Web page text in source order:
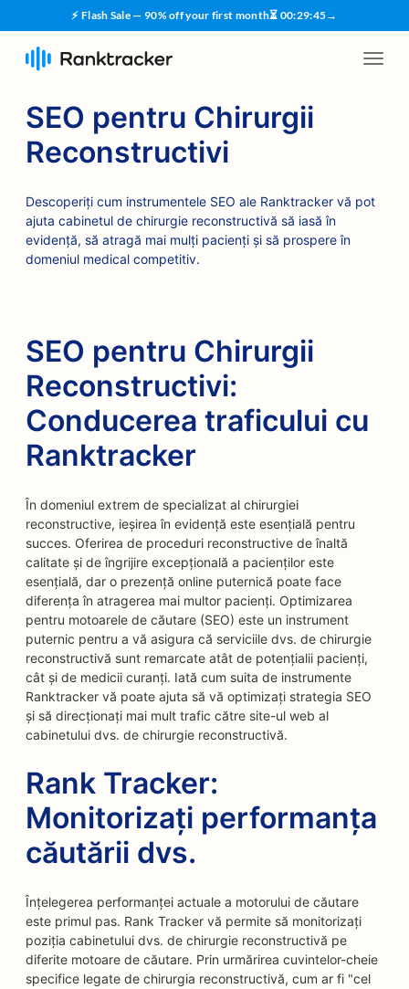
⚡ Flash Sale — 90% off your first month⏳ 00:29:44→
SEO pentru Chirurgii
Reconstructivi
Descoperiți cum instrumentele SEO ale Ranktracker vă pot
ajuta cabinetul de chirurgie reconstructivă să iasă în
evidență, să atragă mai mulți pacienți și să prospere în
domeniul medical competitiv.
SEO pentru Chirurgii
Reconstructivi:
Conducerea traficului cu
Ranktracker
În domeniul extrem de specializat al chirurgiei
reconstructive, ieșirea în evidență este esențială pentru
succes. Oferirea de proceduri reconstructive de înaltă
calitate și de îngrijire excepțională a pacienților este
esențială, dar o prezență online puternică poate face
diferența în atragerea mai multor pacienți. Optimizarea
pentru motoarele de căutare (SEO) este un instrument
puternic pentru a vă asigura că serviciile dvs. de chirurgie
reconstructivă sunt remarcate atât de potențialii pacienți,
cât și de medicii curanți. Iată cum suita de instrumente
Ranktracker vă poate ajuta să vă optimizați strategia SEO
și să direcționați mai mult trafic către site-ul web al
cabinetului dvs. de chirurgie reconstructivă.
Rank Tracker:
Monitorizați performanța
căutării dvs.
Înțelegerea performanței actuale a motorului de căutare
este primul pas. Rank Tracker vă permite să monitorizați
poziția cabinetului dvs. de chirurgie reconstructivă pe
diferite motoare de căutare. Prin urmărirea cuvintelor-cheie
specifice legate de chirurgia reconstructivă, cum ar fi "cel